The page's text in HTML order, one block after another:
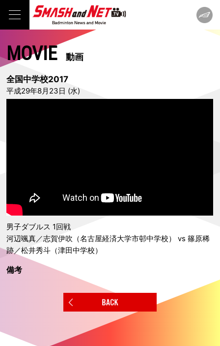
MOVIE動画
全国中学校2017
平成29年8月23日 (水)
男子ダブルス 1回戦
河辺颯真／志賀伊吹（名古屋経済大学市邨中学校） vs 篠原稀
跡／松井秀斗（津田中学校）
備考